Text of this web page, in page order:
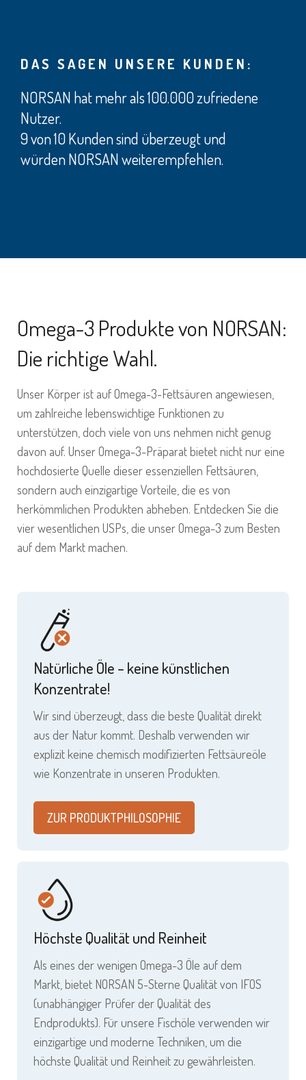
DAS SAGEN UNSERE KUNDEN:
NORSAN hat mehr als 100.000 zufriedene
Nutzer.
9 von 10 Kunden sind überzeugt und
würden NORSAN weiterempfehlen.
Omega-3 Produkte von NORSAN:
Die richtige Wahl.
Unser Körper ist auf Omega-3-Fettsäuren angewiesen,
um zahlreiche lebenswichtige Funktionen zu
unterstützen, doch viele von uns nehmen nicht genug
davon auf. Unser Omega-3-Präparat bietet nicht nur eine
hochdosierte Quelle dieser essenziellen Fettsäuren,
sondern auch einzigartige Vorteile, die es von
herkömmlichen Produkten abheben. Entdecken Sie die
vier wesentlichen USPs, die unser Omega-3 zum Besten
auf dem Markt machen.
Natürliche Öle – keine künstlichen
Konzentrate!
Wir sind überzeugt, dass die beste Qualität direkt
aus der Natur kommt. Deshalb verwenden wir
explizit keine chemisch modifizierten Fettsäureöle
wie Konzentrate in unseren Produkten.
ZUR PRODUKTPHILOSOPHIE
Höchste Qualität und Reinheit
Als eines der wenigen Omega-3 Öle auf dem
Markt, bietet NORSAN 5-Sterne Qualität von IFOS
(unabhängiger Prüfer der Qualität des
Endprodukts). Für unsere Fischöle verwenden wir
einzigartige und moderne Techniken, um die
höchste Qualität und Reinheit zu gewährleisten.